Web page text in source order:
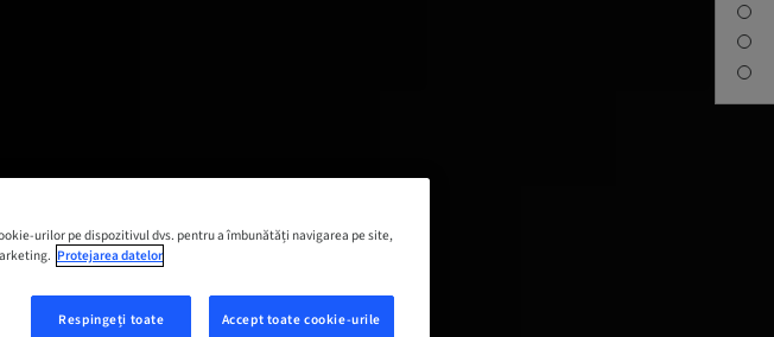
urilor pe dispozitivul dvs. pentru a îmbunătăți navigarea pe site,
Protejarea datelor
Respingeți toate Accept toate cookie-urile